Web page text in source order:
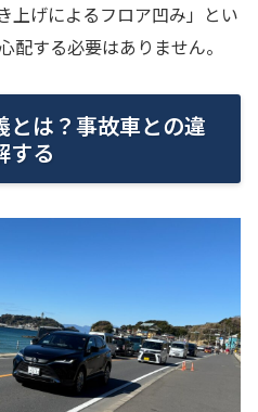
上げによるフロア凹み」とい
配する必要はありません。
とは？事故車との違
する